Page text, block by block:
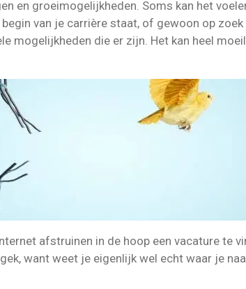
en groeimogelijkheden. Soms kan het
van je carrière staat, of gewoon op
mogelijkheden die er zijn. Het kan heel
afstruinen in de hoop een vacature te
want weet je eigenlijk wel echt waar je